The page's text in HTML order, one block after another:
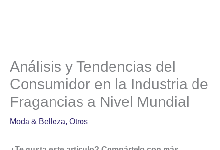
Análisis y Tendencias del
Consumidor en la Industria de
Fragancias a Nivel Mundial
Moda & Belleza, Otros